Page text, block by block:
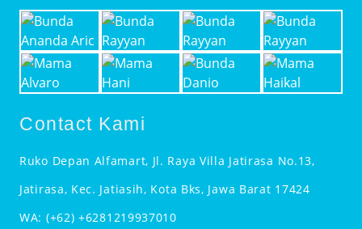
Contact Kami
Ruko Depan Alfamart, Jl. Raya Villa Jatirasa No.13,
Jatirasa, Kec. Jatiasih, Kota Bks, Jawa Barat 17424
WA: (+62) +6281219937010